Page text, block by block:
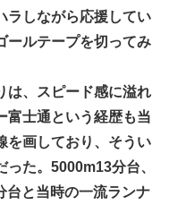
ラしながら応援してい
ールテープを切ってみ
は、スピード感に溢れ
富士通という経歴も当
を画しており、そうい
た。5000m13分台、
台と当時の一流ランナ